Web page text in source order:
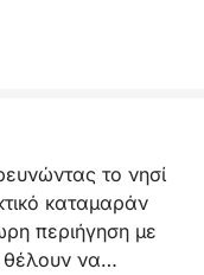
το νησί
καταμαράν
περιήγηση με
να